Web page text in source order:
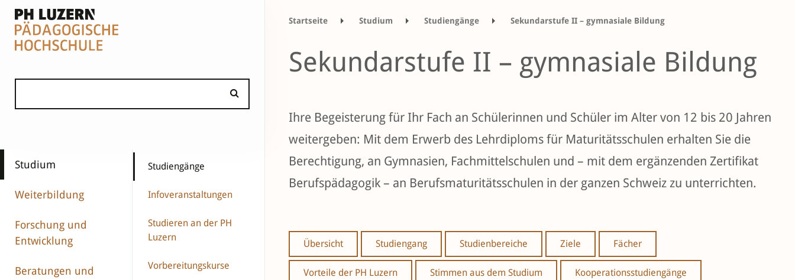
Studium
Weiterbildung
Forschung und
Entwicklung
Beratungen und
Studiengänge
Infoveranstaltungen
Studieren an der PH
Luzern
Vorbereitungs­­kurse
Startseite Studium Studiengänge Sekundarstufe II – gymnasiale Bildung
Sekundarstufe II – gymnasiale Bildung
Ihre Begeisterung für Ihr Fach an Schülerinnen und Schüler im Alter von 12 bis 20 Jahren
weitergeben: Mit dem Erwerb des Lehrdiploms für Maturitätsschulen erhalten Sie die
Berechtigung, an Gymnasien, Fachmittelschulen und – mit dem ergänzenden Zertifikat
Berufspädagogik – an Berufsmaturitätsschulen in der ganzen Schweiz zu unterrichten.
Übersicht Studiengang Studienbereiche Ziele Fächer
Vorteile der PH Luzern Stimmen aus dem Studium Kooperationsstudiengänge